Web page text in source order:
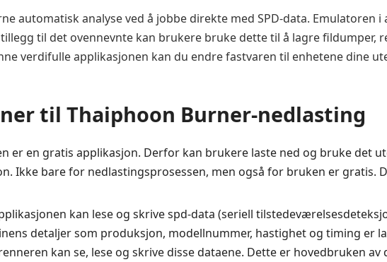
automatisk analyse ved å jobbe direkte med SPD-data. Emulatoren i
til det ovennevnte kan brukere bruke dette til å lagre fildumper,
verdifulle applikasjonen kan du endre fastvaren til enhetene dine
til Thaiphoon Burner-nedlasting
er en gratis applikasjon. Derfor kan brukere laste ned og bruke det
Ikke bare for nedlastingsprosessen, men også for bruken er gratis.
kan lese og skrive spd-data (seriell
detaljer som produksjon, modellnummer, hastighet og timing er
kan se, lese og skrive disse dataene. Dette er hovedbruken av